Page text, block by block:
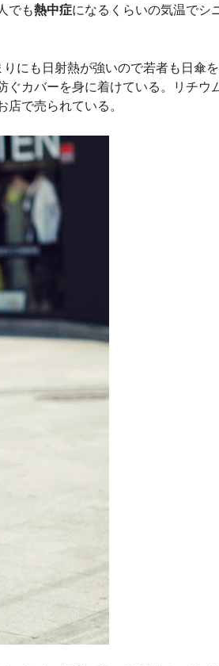
でも熱中症になるくらいの気温でシ
にも日射熱が強いので若者も日傘を
ぐカバーを身に着けている。リチウ
で売られている。